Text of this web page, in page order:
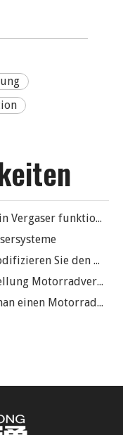
Wie ein Vergaser funktioniert
So modifizieren Sie den Vergaser
Einstellung Motorradvergaser in den besten Zustand
Wie man einen Motorradgacker richtig unterhält